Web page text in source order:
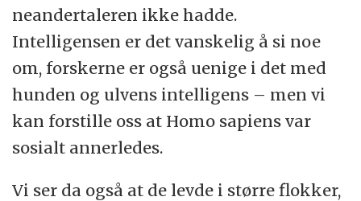
neandertaleren ikke hadde.
Intelligensen er det vanskelig å si noe
om, forskerne er også uenige i det med
hunden og ulvens intelligens – men vi
kan forstille oss at Homo sapiens var
sosialt annerledes.
Vi ser da også at de levde i større flokker,